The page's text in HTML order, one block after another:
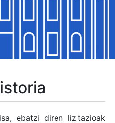
ebatzi diren lizitazioak